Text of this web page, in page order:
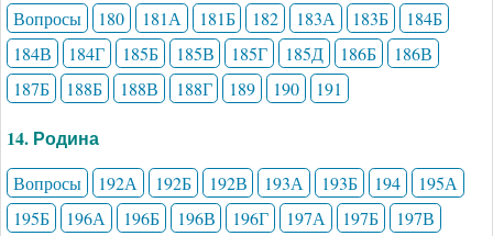
Вопросы 180 181А 181Б 182 183А 183Б
184Б
184В
184Г 185Б 185В 185Г 185Д 186Б
186В
187Б
188Б 188В 188Г 189 190 191
14. Родина
Вопросы 192А 192Б 192В 193А 193Б 194
195А
195Б
196А 196Б 196В 196Г 197А 197Б
197В